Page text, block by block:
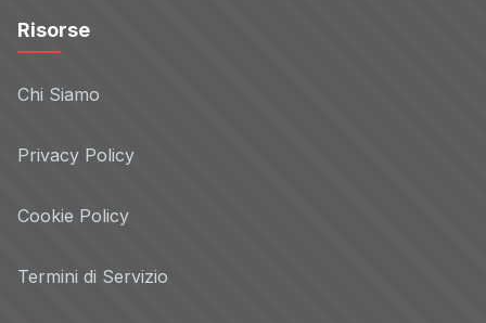
Risorse
Chi Siamo
Privacy Policy
Cookie Policy
Termini di Servizio